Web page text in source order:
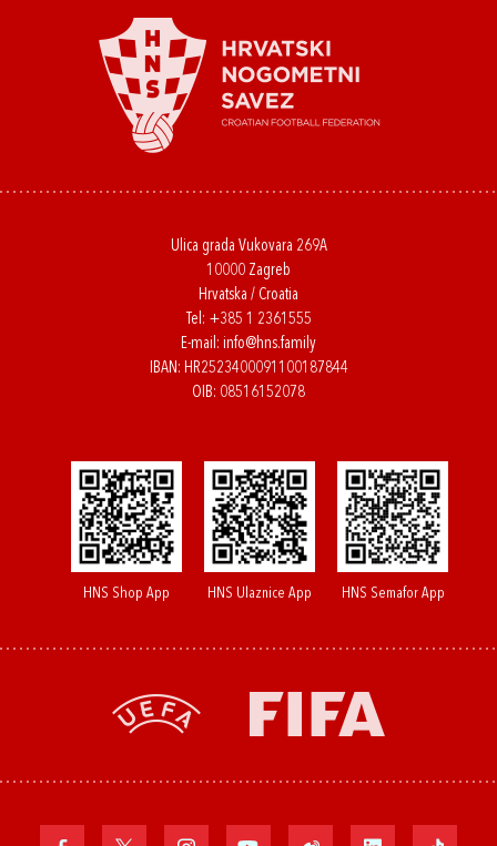
Ulica grada Vukovara 269A
10000 Zagreb
Hrvatska / Croatia
Tel: +385 1 2361555
E-mail: info@hns.family
IBAN: HR2523400091100187844
OIB: 08516152078
HNS Shop App HNS Ulaznice App HNS Semafor App